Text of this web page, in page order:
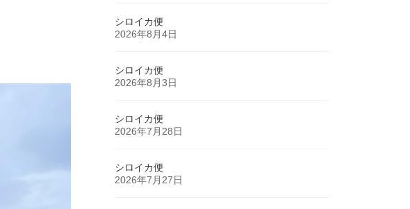
シロイカ便
2026年8月4日
シロイカ便
2026年8月3日
シロイカ便
2026年7月28日
シロイカ便
2026年7月27日